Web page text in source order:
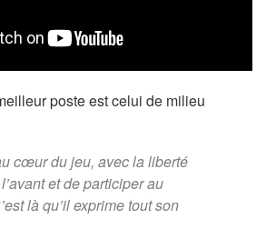
poste est celui de milieu
cœur du jeu, avec la liberté
et de participer au
là qu’il exprime tout son